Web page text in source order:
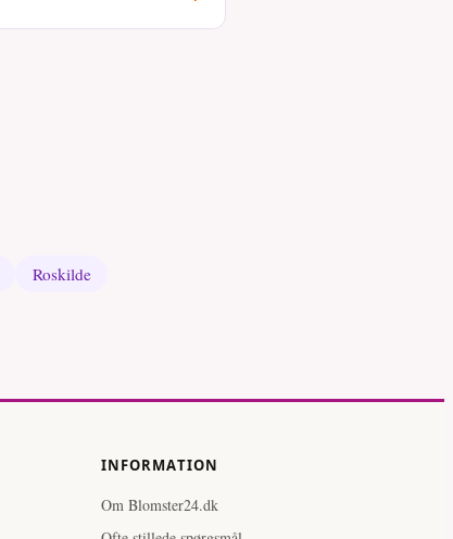
Roskilde
INFORMATION
Om Blomster24.dk